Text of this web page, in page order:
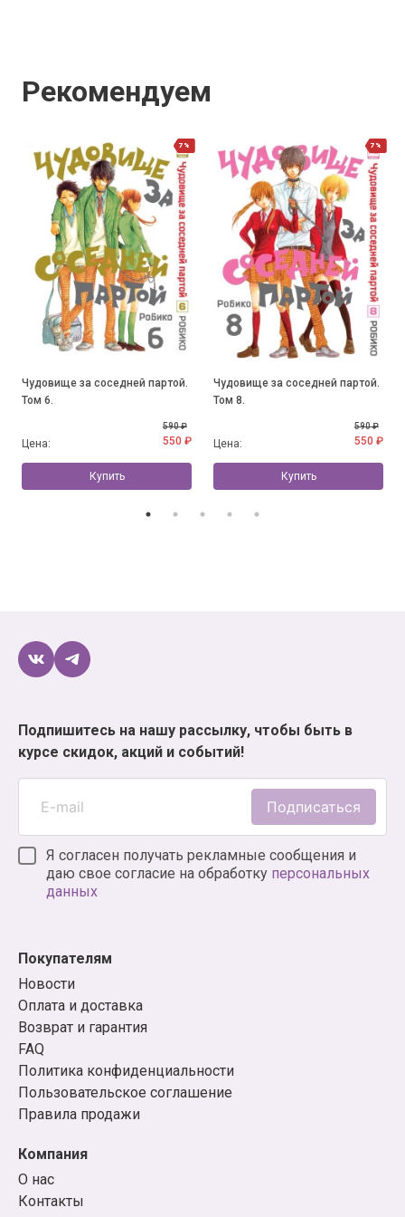
Рекомендуем
7%
Чудовище за соседней партой.
Том 6.
Цена:
590 ₽
550 ₽
Купить
7%
Чудовище за соседней партой.
Том 8.
Цена:
590 ₽
550 ₽
Купить
Подпишитесь на нашу рассылку, чтобы быть в
курсе скидок, акций и событий!
Подписаться
Я согласен получать рекламные сообщения и
даю свое согласие на обработку персональных
данных
Покупателям
Новости
Оплата и доставка
Возврат и гарантия
FAQ
Политика конфиденциальности
Пользовательское соглашение
Правила продажи
Компания
О нас
Контакты